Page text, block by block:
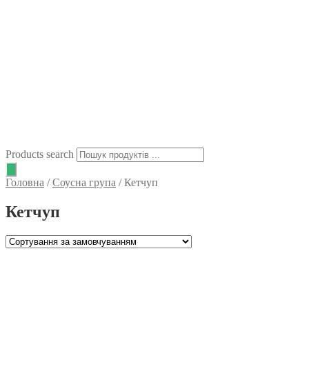
Products search
Головна /Соусна група /Кетчуп
Кетчуп